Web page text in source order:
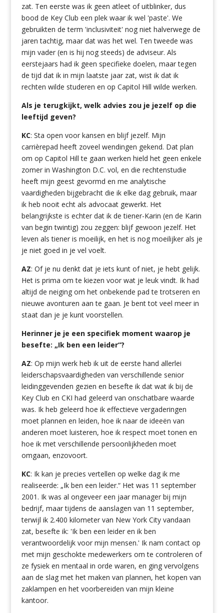
zat. Ten eerste was ik geen atleet of uitblinker, dus
bood de Key Club een plek waar ik wel 'paste'. We
gebruikten de term 'inclusiviteit' nog niet halverwege de
jaren tachtig, maar dat was het wel. Ten tweede was
mijn vader (en is hij nog steeds) de adviseur. Als
eerstejaars had ik geen specifieke doelen, maar tegen
de tijd dat ik in mijn laatste jaar zat, wist ik dat ik
rechten wilde studeren en op Capitol Hill wilde werken.
Als je terugkijkt, welk advies zou je jezelf op die
leeftijd geven?
KC: Sta open voor kansen en blijf jezelf. Mijn
carrièrepad heeft zoveel wendingen gekend. Dat plan
om op Capitol Hill te gaan werken hield het geen enkele
zomer in Washington D.C. vol, en die rechtenstudie
heeft mijn geest gevormd en me analytische
vaardigheden bijgebracht die ik elke dag gebruik, maar
ik heb nooit echt als advocaat gewerkt. Het
belangrijkste is echter dat ik de tiener-Karin (en de Karin
van begin twintig) zou zeggen: blijf gewoon jezelf. Het
leven als tiener is moeilijk, en het is nog moeilijker als je
je niet goed in je vel voelt.
AZ: Of je nu denkt dat je iets kunt of niet, je hebt gelijk.
Het is prima om te kiezen voor wat je leuk vindt. Ik had
altijd de neiging om het onbekende pad te trotseren en
nieuwe avonturen aan te gaan. Je bent tot veel meer in
staat dan je je kunt voorstellen.
Herinner je je een specifiek moment waarop je
besefte: „Ik ben een leider“?
AZ: Op mijn werk heb ik uit de eerste hand allerlei
leiderschapsvaardigheden van verschillende senior
leidinggevenden gezien en besefte ik dat wat ik bij de
Key Club en CKI had geleerd van onschatbare waarde
was. Ik heb geleerd hoe ik effectieve vergaderingen
moet plannen en leiden, hoe ik naar de ideeën van
anderen moet luisteren, hoe ik respect moet tonen en
hoe ik met verschillende persoonlijkheden moet
omgaan, enzovoort.
KC: Ik kan je precies vertellen op welke dag ik me
realiseerde: „Ik ben een leider.“ Het was 11 september
2001. Ik was al ongeveer een jaar manager bij mijn
bedrijf, maar tijdens de aanslagen van 11 september,
terwijl ik 2.400 kilometer van New York City vandaan
zat, besefte ik: 'Ik ben een leider en ik ben
verantwoordelijk voor mijn mensen.' Ik nam contact op
met mijn geschokte medewerkers om te controleren of
ze fysiek en mentaal in orde waren, en ging vervolgens
aan de slag met het maken van plannen, het kopen van
zaklampen en het voorbereiden van mijn kleine
kantoor.